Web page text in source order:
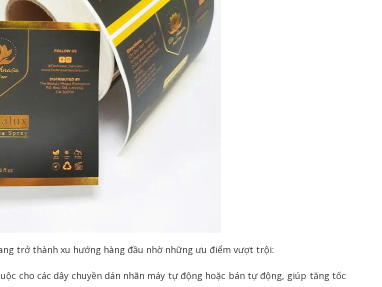
trở thành xu hướng hàng đầu nhờ những ưu điểm vượt trội:
cho các dây chuyền dán nhãn máy tự động hoặc bán tự động, giúp tăng tốc